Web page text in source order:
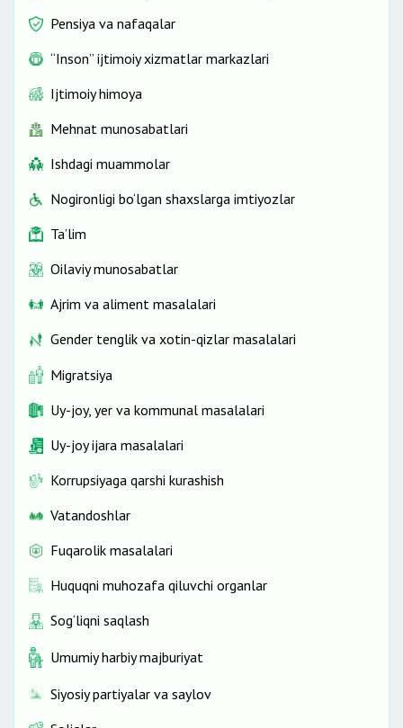
70 kalendarь kun
Pensiya va nafaqalar
“Inson” ijtimoiy xizmatlar markazlari
Ijtimoiy himoya
Mehnat munosabatlari
Ishdagi muammolar
Nogironligi bo‘lgan shaxslarga imtiyozlar
Ta’lim
Oilaviy munosabatlar
Ajrim va aliment masalalari
Gender tenglik va xotin-qizlar masalalari
Migratsiya
Uy-joy, yer va kommunal masalalari
Uy-joy ijara masalalari
Korrupsiyaga qarshi kurashish
Vatandoshlar
Fuqarolik masalalari
Huquqni muhozafa qiluvchi organlar
Sog‘liqni saqlash
Umumiy harbiy majburiyat
Siyosiy partiyalar va saylov